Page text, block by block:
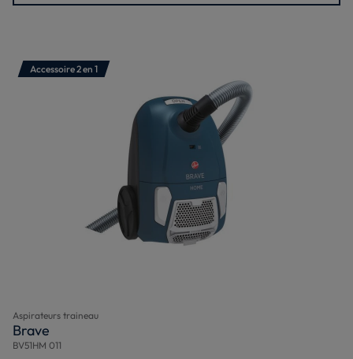
Accessoire 2 en 1
Aspirateurs traineau
Brave
BV51HM 011